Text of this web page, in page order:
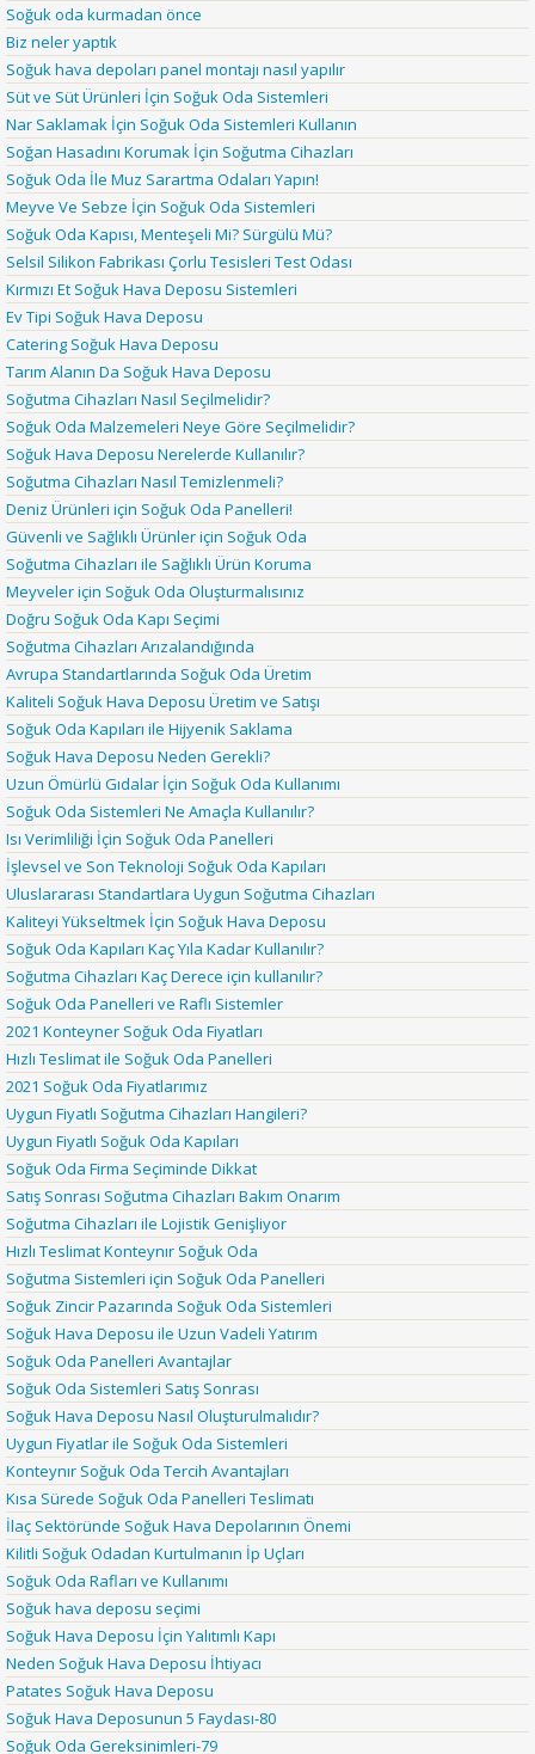
Soğuk oda kurmadan önce
Biz neler yaptık
Soğuk hava depoları panel montajı nasıl yapılır
Süt ve Süt Ürünleri İçin Soğuk Oda Sistemleri
Nar Saklamak İçin Soğuk Oda Sistemleri Kullanın
Soğan Hasadını Korumak İçin Soğutma Cihazları
Soğuk Oda İle Muz Sarartma Odaları Yapın!
Meyve Ve Sebze İçin Soğuk Oda Sistemleri
Soğuk Oda Kapısı, Menteşeli Mi? Sürgülü Mü?
Selsil Silikon Fabrikası Çorlu Tesisleri Test Odası
Kırmızı Et Soğuk Hava Deposu Sistemleri
Ev Tipi Soğuk Hava Deposu
Catering Soğuk Hava Deposu
Tarım Alanın Da Soğuk Hava Deposu
Soğutma Cihazları Nasıl Seçilmelidir?
Soğuk Oda Malzemeleri Neye Göre Seçilmelidir?
Soğuk Hava Deposu Nerelerde Kullanılır?
Soğutma Cihazları Nasıl Temizlenmeli?
Deniz Ürünleri için Soğuk Oda Panelleri!
Güvenli ve Sağlıklı Ürünler için Soğuk Oda
Soğutma Cihazları ile Sağlıklı Ürün Koruma
Meyveler için Soğuk Oda Oluşturmalısınız
Doğru Soğuk Oda Kapı Seçimi
Soğutma Cihazları Arızalandığında
Avrupa Standartlarında Soğuk Oda Üretim
Kaliteli Soğuk Hava Deposu Üretim ve Satışı
Soğuk Oda Kapıları ile Hijyenik Saklama
Soğuk Hava Deposu Neden Gerekli?
Uzun Ömürlü Gıdalar İçin Soğuk Oda Kullanımı
Soğuk Oda Sistemleri Ne Amaçla Kullanılır?
Isı Verimliliği İçin Soğuk Oda Panelleri
İşlevsel ve Son Teknoloji Soğuk Oda Kapıları
Uluslararası Standartlara Uygun Soğutma Cihazları
Kaliteyi Yükseltmek İçin Soğuk Hava Deposu
Soğuk Oda Kapıları Kaç Yıla Kadar Kullanılır?
Soğutma Cihazları Kaç Derece için kullanılır?
Soğuk Oda Panelleri ve Raflı Sistemler
2021 Konteyner Soğuk Oda Fiyatları
Hızlı Teslimat ile Soğuk Oda Panelleri
2021 Soğuk Oda Fiyatlarımız
Uygun Fiyatlı Soğutma Cihazları Hangileri?
Uygun Fiyatlı Soğuk Oda Kapıları
Soğuk Oda Firma Seçiminde Dikkat
Satış Sonrası Soğutma Cihazları Bakım Onarım
Soğutma Cihazları ile Lojistik Genişliyor
Hızlı Teslimat Konteynır Soğuk Oda
Soğutma Sistemleri için Soğuk Oda Panelleri
Soğuk Zincir Pazarında Soğuk Oda Sistemleri
Soğuk Hava Deposu ile Uzun Vadeli Yatırım
Soğuk Oda Panelleri Avantajlar
Soğuk Oda Sistemleri Satış Sonrası
Soğuk Hava Deposu Nasıl Oluşturulmalıdır?
Uygun Fiyatlar ile Soğuk Oda Sistemleri
Konteynır Soğuk Oda Tercih Avantajları
Kısa Sürede Soğuk Oda Panelleri Teslimatı
İlaç Sektöründe Soğuk Hava Depolarının Önemi
Kilitli Soğuk Odadan Kurtulmanın İp Uçları
Soğuk Oda Rafları ve Kullanımı
Soğuk hava deposu seçimi
Soğuk Hava Deposu İçin Yalıtımlı Kapı
Neden Soğuk Hava Deposu İhtiyacı
Patates Soğuk Hava Deposu
Soğuk Hava Deposunun 5 Faydası-80
Soğuk Oda Gereksinimleri-79